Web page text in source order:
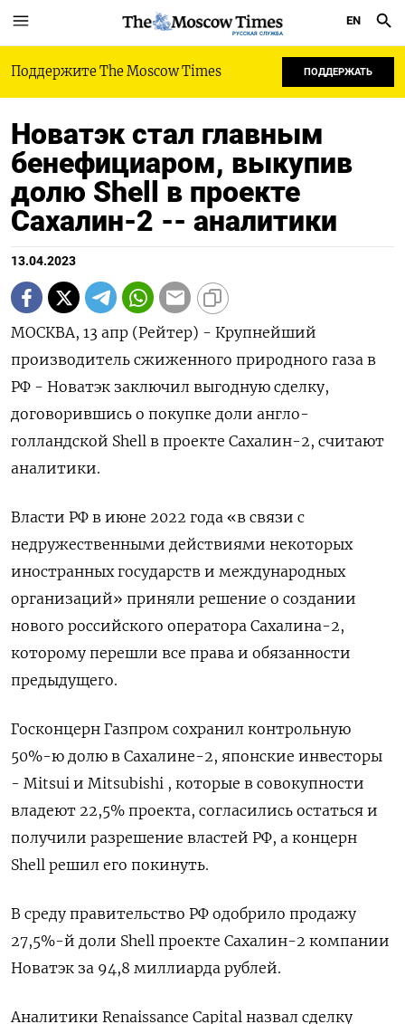
РУССКАЯ СЛУЖБА
EN
Поддержите The Moscow Times ПОДДЕРЖАТЬ
Новатэк стал главным
бенефициаром, выкупив
долю Shell в проекте
Сахалин-2 -- аналитики
13.04.2023
МОСКВА, 13 апр (Рейтер) - Крупнейший
производитель сжиженного природного газа в
РФ - Новатэк заключил выгодную сделку,
договорившись о покупке доли англо-
голландской Shell в проекте Сахалин-2, считают
аналитики.
Власти РФ в июне 2022 года «в связи с
недружественными действиями некоторых
иностранных государств и международных
организаций» приняли решение о создании
нового российского оператора Сахалина-2,
которому перешли все права и обязанности
предыдущего.
Госконцерн Газпром сохранил контрольную
50%-ю долю в Сахалине-2, японские инвесторы
- Mitsui и Mitsubishi , которые в совокупности
владеют 22,5% проекта, согласились остаться и
получили разрешение властей РФ, а концерн
Shell решил его покинуть.
В среду правительство РФ одобрило продажу
27,5%-й доли Shell проекте Сахалин-2 компании
Новатэк за 94,8 миллиарда рублей.
Аналитики Renaissance Capital назвал сделку